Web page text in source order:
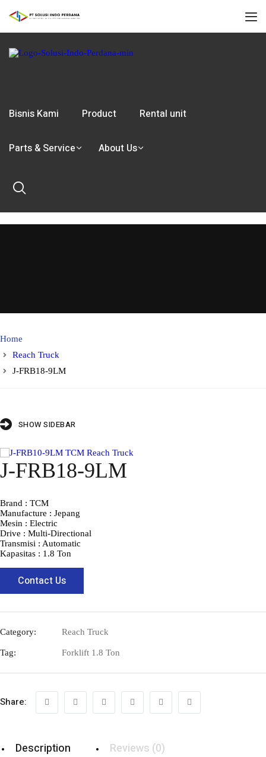
Bisnis Kami Product Rental unit
Parts & Service About Us
Home
Reach Truck
J-FRB18-9LM
SHOW SIDEBAR
J-FRB18-9LM
Brand : TCM
Manufacture : Jepang
Mesin : Electric
Drive : Multi-Directional
Transmisi : Automatic
Kapasitas : 1.8 Ton
Contact Us
Category: Reach Truck
Tag: Forklift 1.8 Ton
Share:
Description Reviews (0)